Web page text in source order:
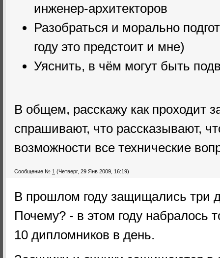
инженер-архитекторов
Разобраться и морально
году это предстоит и мне)
Уяснить, в чём могут быть
В общем, расскажу как проходит
спрашивают, что рассказывают,
возможности все технические
Сообщение № 1 (Четверг, 29 Янв 2009, 16:19)
В прошлом году защищались три
Почему? - в этом году набралось
10 дипломников в день.